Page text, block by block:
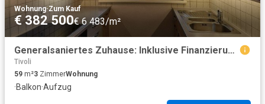
Wohnung·Zum Kauf
€ 382 500€ 6 483/m²
Generalsaniertes Zuhause: Inklusive Finanzierung und Förderung
Tivoli
59 m²3 ZimmerWohnung
·Balkon·Aufzug